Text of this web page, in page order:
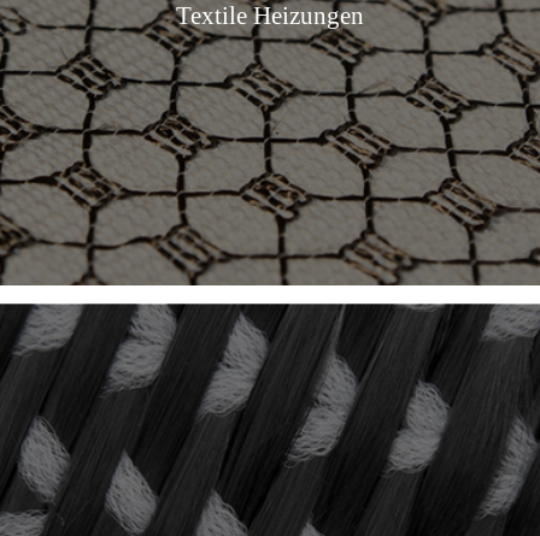
Textile Heizungen